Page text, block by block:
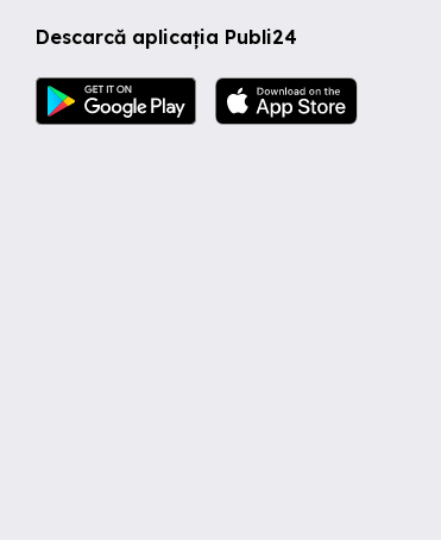
Descarcă aplicația Publi24